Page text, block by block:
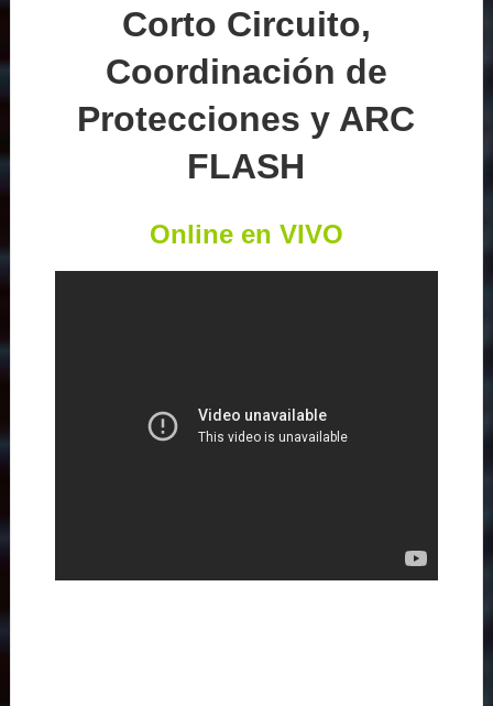
Corto Circuito,
Coordinación de
Protecciones y ARC
FLASH
Online en VIVO